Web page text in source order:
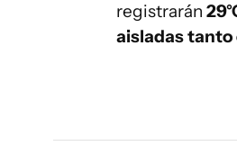
registrarán
aisladas tanto